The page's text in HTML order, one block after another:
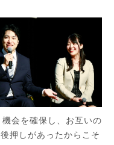
会を確保し、お互いの
押しがあったからこそ